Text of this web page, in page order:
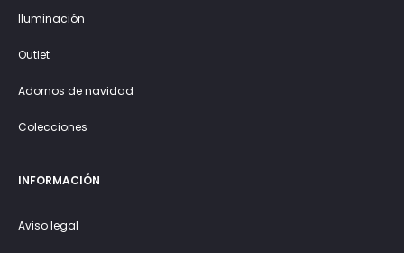
Iluminación
Outlet
Adornos de navidad
Colecciones
INFORMACIÓN
Aviso legal